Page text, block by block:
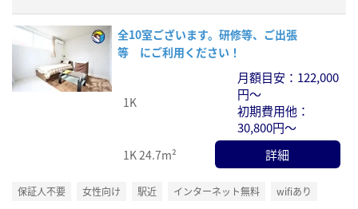
全10室ございます。研修等、ご出張
等 にご利用ください！
1K
月額目安：122,000
円～
初期費用他：
30,800円～
1K24.7m² 詳細
保証人不要 女性向け 駅近 インターネット無料 wifiあり